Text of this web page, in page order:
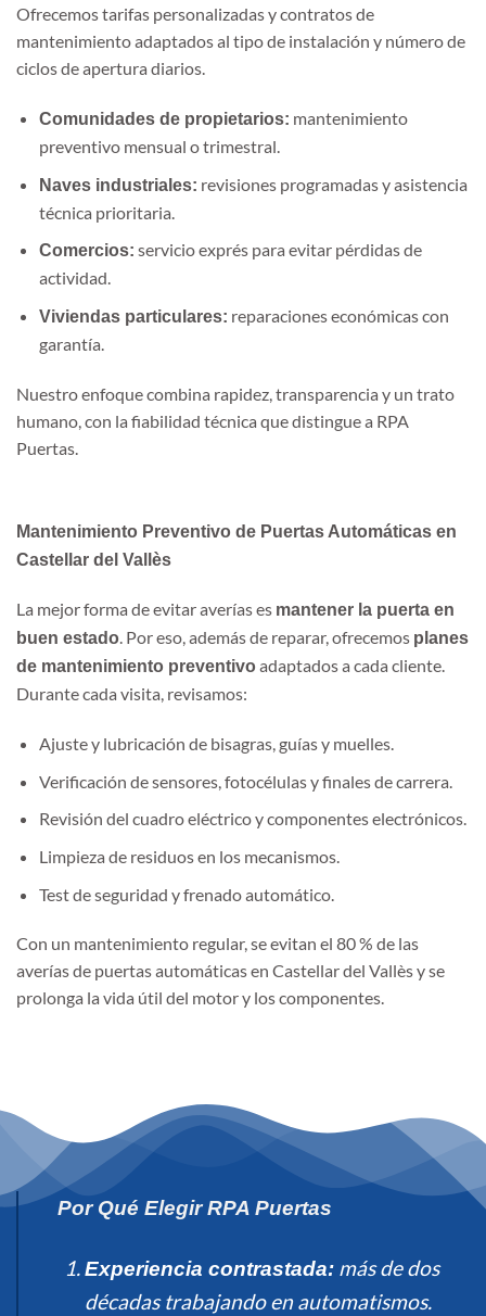
Ofrecemos tarifas personalizadas y contratos de
mantenimiento adaptados al tipo de instalación y número de
ciclos de apertura diarios.
Comunidades de propietarios: mantenimiento
preventivo mensual o trimestral.
Naves industriales: revisiones programadas y asistencia
técnica prioritaria.
Comercios: servicio exprés para evitar pérdidas de
actividad.
Viviendas particulares: reparaciones económicas con
garantía.
Nuestro enfoque combina rapidez, transparencia y un trato
humano, con la fiabilidad técnica que distingue a RPA
Puertas.
Mantenimiento Preventivo de Puertas Automáticas en
Castellar del Vallès
La mejor forma de evitar averías es mantener la puerta en
buen estado. Por eso, además de reparar, ofrecemos planes
de mantenimiento preventivoadaptados a cada cliente.
Durante cada visita, revisamos:
Ajuste y lubricación de bisagras, guías y muelles.
Verificación de sensores, fotocélulas y finales de carrera.
Revisión del cuadro eléctrico y componentes electrónicos.
Limpieza de residuos en los mecanismos.
Test de seguridad y frenado automático.
Con un mantenimiento regular, se evitan el 80 % de las
averías de puertas automáticas en Castellar del Vallès y se
prolonga la vida útil del motor y los componentes.
Por Qué Elegir RPA Puertas
Experiencia contrastada:más de dos
décadas trabajando en automatismos.